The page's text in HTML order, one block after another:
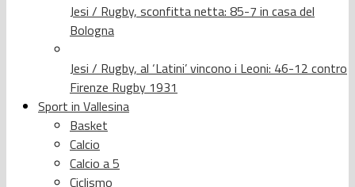
Jesi / Rugby, sconfitta netta: 85-7 in casa del
Bologna
Jesi / Rugby, al ‘Latini’ vincono i Leoni: 46-12 contro
Firenze Rugby 1931
Sport in Vallesina
Basket
Calcio
Calcio a 5
Ciclismo